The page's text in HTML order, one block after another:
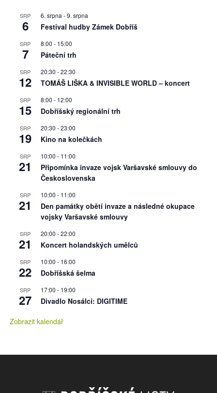
SRP
6
6. srpna -9. srpna
Festival hudby Zámek Dobříš
SRP
7
8:00 - 15:00
Páteční trh
SRP
12
20:30 -22:30
TOMÁŠ LIŠKA & INVISIBLE WORLD – koncert
SRP
15
8:00 - 12:00
Dobříšský regionální trh
SRP
19
20:30 -23:00
Kino na kolečkách
SRP
21
10:00 - 11:00
Připomínka invaze vojsk Varšavské smlouvy do
Československa
SRP
21
10:00 - 11:00
Den památky obětí invaze a následné okupace
vojsky Varšavské smlouvy
SRP
21
20:00 -22:00
Koncert holandských umělců
SRP
22
10:00 - 16:00
Dobříšská šelma
SRP
27
17:00 - 19:00
Divadlo Nosálci: DIGITIME
Zobrazit kalendář